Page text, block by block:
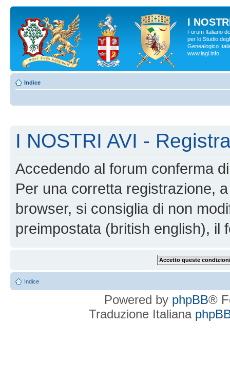
I
Forum Italiano
per lo Studio
Genealogico
www.iagi.info
Indice
I NOSTRI AVI -
Accedendo al forum conferma
Per una corretta registrazione,
browser, si consiglia di non
preimpostata (british english), il
Indice
Powered by phpBB®
Traduzione Italiana